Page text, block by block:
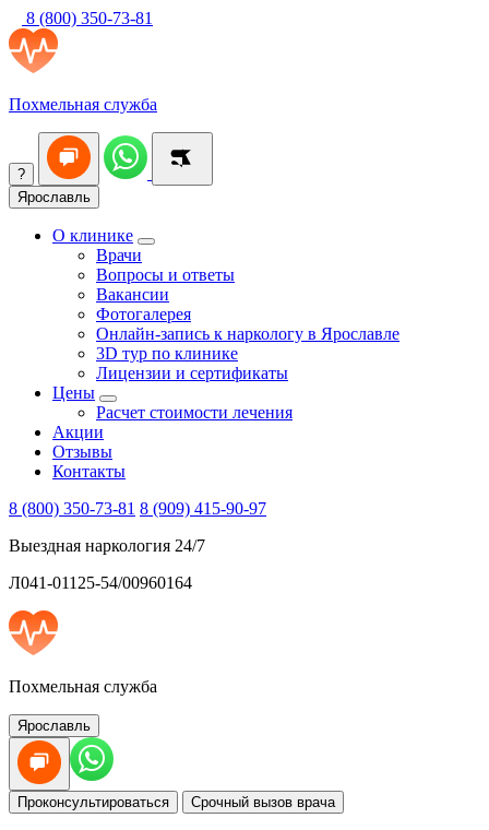
8 (800) 350-73-81
Похмельная служба
?
Ярославль
О клинике
Врачи
Вопросы и ответы
Вакансии
Фотогалерея
Онлайн-запись к наркологу в Ярославле
3D тур по клинике
Лицензии и сертификаты
Цены
Расчет стоимости лечения
Акции
Отзывы
Контакты
8 (800) 350-73-81 8 (909) 415-90-97
Выездная наркология 24/7
Л041-01125-54/00960164
Похмельная служба
Ярославль
Проконсультироваться Срочный вызов врача